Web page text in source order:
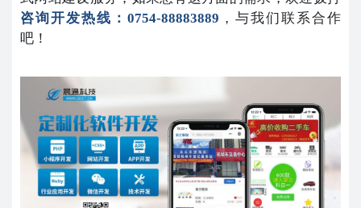
咨询开发热线：0754-88883889 ，与我们联系合作
吧！